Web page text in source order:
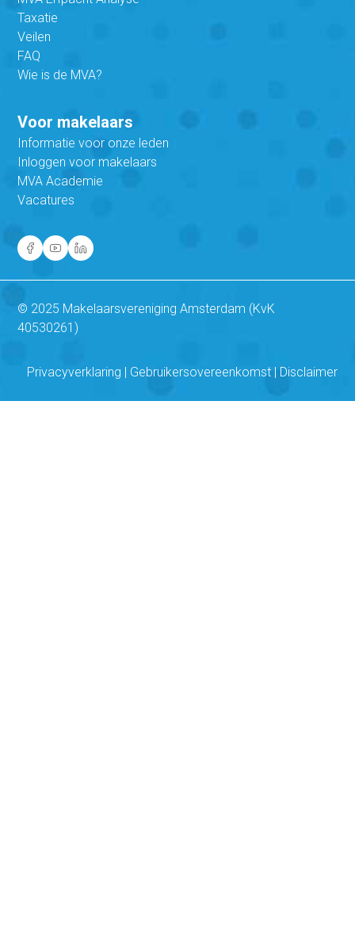
Taxatie
Veilen
FAQ
Wie is de MVA?
Voor makelaars
Informatie voor onze leden
Inloggen voor makelaars
MVA Academie
Vacatures
© 2025 Makelaarsvereniging Amsterdam (KvK
40530261)
Privacyverklaring Gebruikersovereenkomst Disclaimer